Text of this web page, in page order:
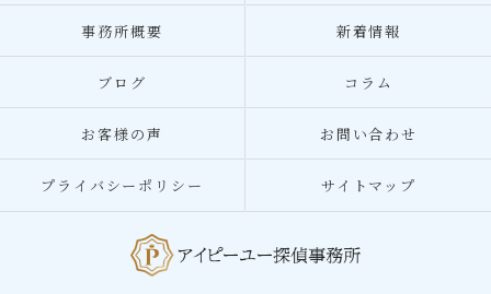
事務所概要 新着情報
ブログ コラム
お客様の声 お問い合わせ
プライバシーポリシー サイトマップ